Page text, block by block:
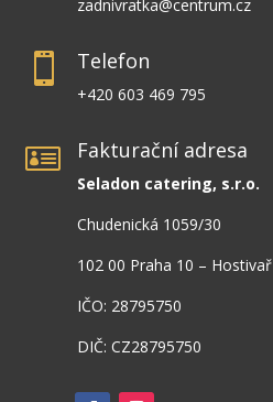
zadnivratka@centrum.cz
 Telefon
+420 603 469 795
 Fakturační adresa
Seladon catering, s.r.o.
Chudenická 1059/30
102 00 Praha 10 – Hostivař
IČO: 28795750
DIČ: CZ28795750